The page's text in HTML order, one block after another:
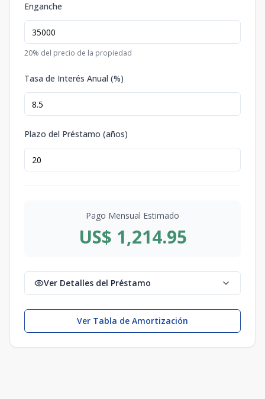
Enganche
20% del precio de la propiedad
Tasa de Interés Anual (%)
Plazo del Préstamo (años)
Pago Mensual Estimado
US$ 1,214.95
Ver Detalles del Préstamo
Ver Tabla de Amortización